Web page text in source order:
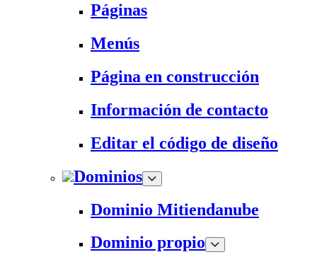
Páginas
Menús
Página en construcción
Información de contacto
Editar el código de diseño
Dominios
Dominio Mitiendanube
Dominio propio